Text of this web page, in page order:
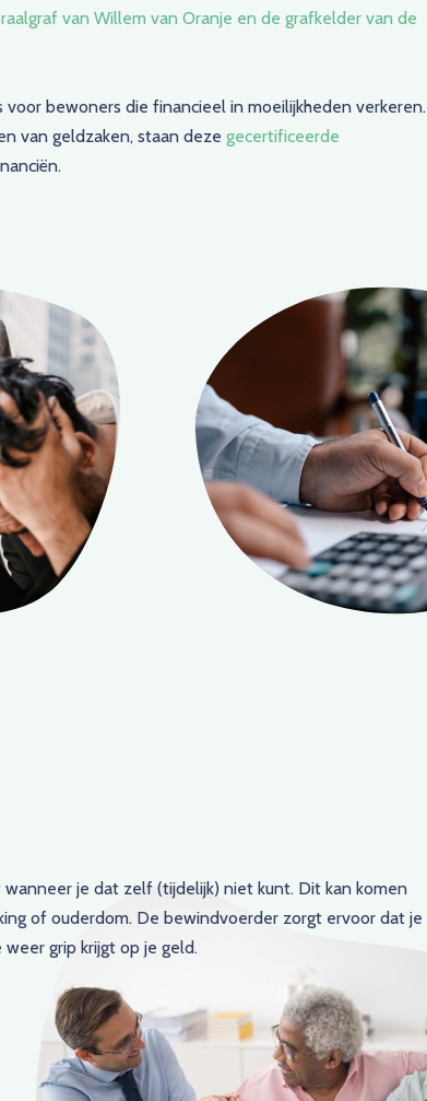
van Willem van Oranje en de grafkelder van de
voor bewoners die financieel in moeilijkheden verkeren.
van geldzaken, staan deze gecertificeerde
je dat zelf (tijdelijk) niet kunt. Dit kan komen
of ouderdom. De bewindvoerder zorgt ervoor dat je
grip krijgt op je geld.